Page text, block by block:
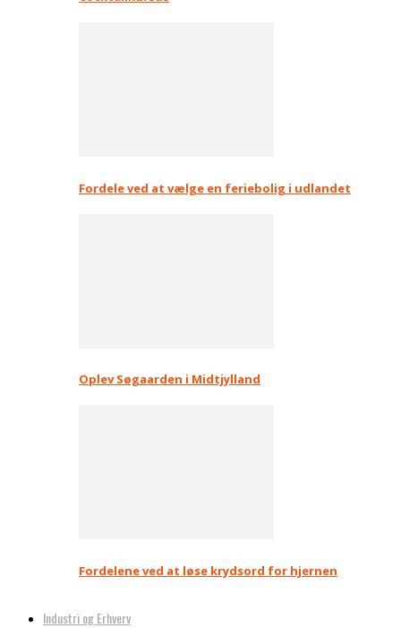
Fordele ved at vælge en feriebolig i udlandet
Oplev Søgaarden i Midtjylland
Fordelene ved at løse krydsord for hjernen
Industri og Erhverv